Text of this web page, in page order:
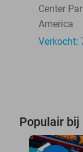
Center
America
Verkocht:
Populair bij